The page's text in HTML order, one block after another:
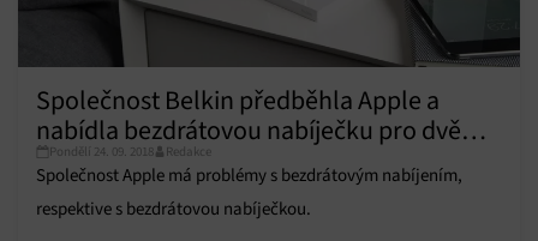
Společnost Belkin předběhla Apple a
nabídla bezdrátovou nabíječku pro dvě
zařízení
Pondělí 24. 09. 2018 Redakce
Společnost Apple má problémy s bezdrátovým nabíjením,
respektive s bezdrátovou nabíječkou.